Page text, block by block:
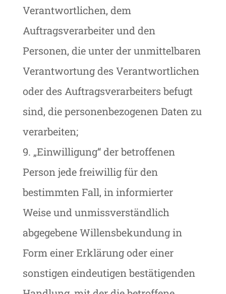
Verantwortlichen, dem
Auftragsverarbeiter und den
Personen, die unter der unmittelbaren
Verantwortung des Verantwortlichen
oder des Auftragsverarbeiters befugt
sind, die personenbezogenen Daten zu
verarbeiten;
9. „Einwilligung“ der betroffenen
Person jede freiwillig für den
bestimmten Fall, in informierter
Weise und unmissverständlich
abgegebene Willensbekundung in
Form einer Erklärung oder einer
sonstigen eindeutigen bestätigenden